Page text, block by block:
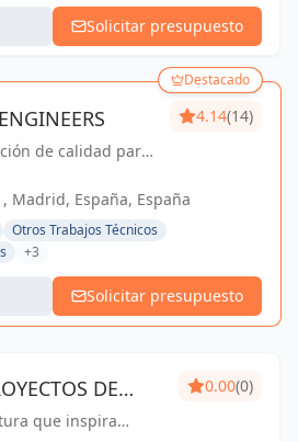
Solicitar presupuesto
Destacado
de calidad para
4.14(14)
Madrid, España, España
Otros Trabajos Técnicos
+3
Solicitar presupuesto
DE
que inspira
0.00(0)